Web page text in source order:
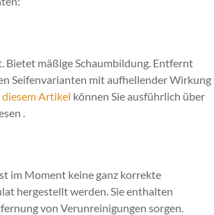
Bietet mäßige Schaumbildung. Entfernt
Seifenvarianten mit aufhellender Wirkung
diesem Artikel können Sie ausführlich über
.
im Moment keine ganz korrekte
hergestellt werden. Sie enthalten
von Verunreinigungen sorgen.